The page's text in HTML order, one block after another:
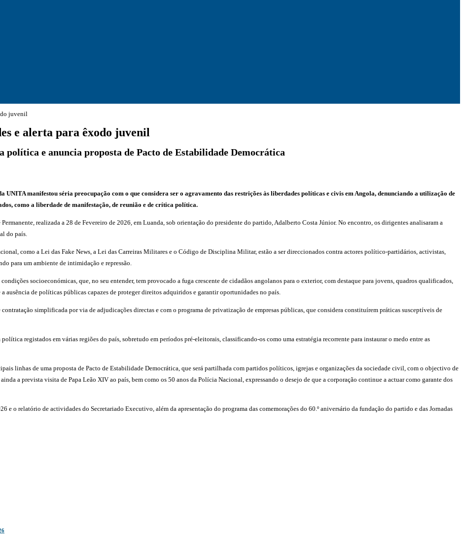
juvenil
e alerta para êxodo juvenil
e anuncia proposta de Pacto de Estabilidade Democrática
manifestou séria preocupação com o que considera ser o agravamento das restrições às liberdades políticas e civis em Angola, denunciando a utilização de
como a liberdade de manifestação, de reunião e de crítica política.
realizada a 28 de Fevereiro de 2026, em Luanda, sob orientação do presidente do partido, Adalberto Costa Júnior. No encontro, os dirigentes analisaram a
do país.
como a Lei das Fake News, a Lei das Carreiras Militares e o Código de Disciplina Militar, estão a ser direccionados contra actores político-partidários, activistas,
para um ambiente de intimidação e repressão.
socioeconómicas, que, no seu entender, tem provocado a fuga crescente de cidadãos angolanos para o exterior, com destaque para jovens, quadros qualificados,
ausência de políticas públicas capazes de proteger direitos adquiridos e garantir oportunidades no país.
simplificada por via de adjudicações directas e com o programa de privatização de empresas públicas, que considera constituírem práticas susceptíveis de
registados em várias regiões do país, sobretudo em períodos pré-eleitorais, classificando-os como uma estratégia recorrente para instaurar o medo entre as
linhas de uma proposta de Pacto de Estabilidade Democrática, que será partilhada com partidos políticos, igrejas e organizações da sociedade civil, com o objectivo de
a prevista visita de Papa Leão XIV ao país, bem como os 50 anos da Polícia Nacional, expressando o desejo de que a corporação continue a actuar como garante dos
e o relatório de actividades do Secretariado Executivo, além da apresentação do programa das comemorações do 60.º aniversário da fundação do partido e das Jornadas